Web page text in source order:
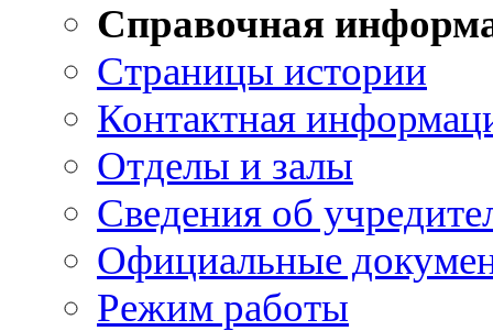
Справочная
Страницы истории
Контактная
Отделы и залы
Сведения об
Официальные
Режим работы